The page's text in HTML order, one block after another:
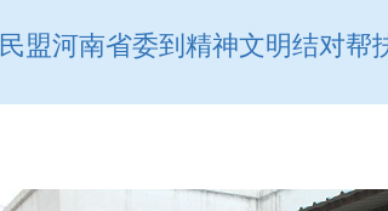
民盟河南省委到精神文明结对帮